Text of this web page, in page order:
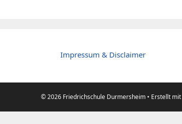
Impressum & Disclaimer
© 2026 Friedrichschule Durmersheim • Erstellt mit